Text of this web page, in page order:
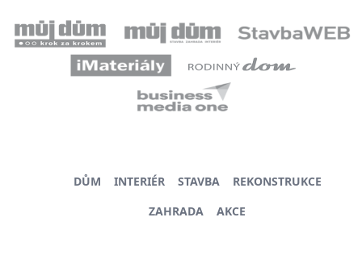
DŮM INTERIÉR STAVBA
REKONSTRUKCE
ZAHRADA
AKCE